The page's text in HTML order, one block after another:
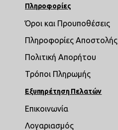
Πληροφορίες
Όροι και Προυποθέσεις
Πληροφορίες Αποστολής
Πολιτική Απορήτου
Τρόποι Πληρωμής
Εξυπηρέτηση Πελατών
Επικοινωνία
Λογαριασμός